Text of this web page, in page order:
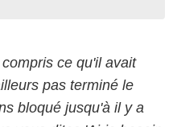
ce qu'il avait
pas terminé le
bloqué jusqu'à il y a